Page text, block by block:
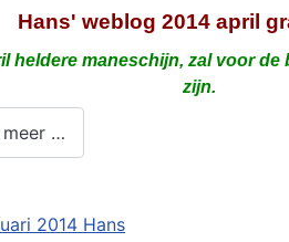
Hans' weblog 2014 april
heldere maneschijn, zal voor de
zijn.
meer …
2014 Hans